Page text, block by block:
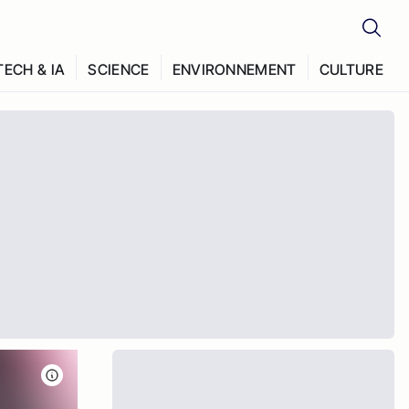
& IA SCIENCE ENVIRONNEMENT CULTURE